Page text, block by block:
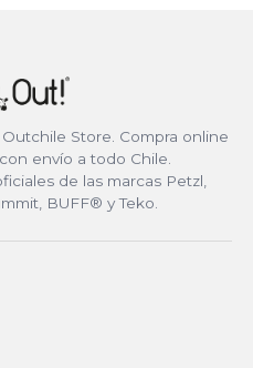
Store. Compra online
envío a todo Chile.
de las marcas Petzl,
BUFF® y Teko.